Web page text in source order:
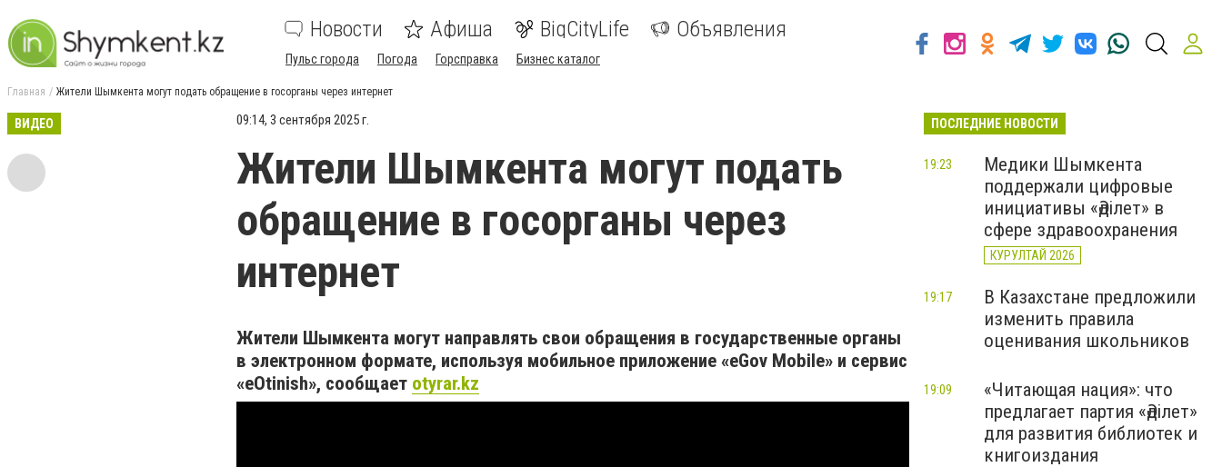
Новости Афиша BigCityLife Объявления
Пульс города Погода Горсправка Бизнес каталог
Главная Жители Шымкента могут подать обращение в госорганы через интернет
ВИДЕО 09:14, 3 сентября 2025 г.
Жители Шымкента могут подать
обращение в госорганы через
интернет
Жители Шымкента могут направлять свои обращения в государственные органы
в электронном формате, используя мобильное приложение «eGov Mobile» и сервис
«eOtinish», сообщает otyrar.kz
ПОСЛЕДНИЕ НОВОСТИ
Медики Шымкента
поддержали цифровые
инициативы «Әділет» в
сфере здравоохранения
КУРУЛТАЙ 2026
19:23
В Казахстане предложили
изменить правила
оценивания школьников
19:17
«Читающая нация»: что
предлагает партия «Әділет»
для развития библиотек и
книгоиздания
19:09